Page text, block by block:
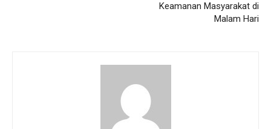
Keamanan Masyarakat di
Malam Hari